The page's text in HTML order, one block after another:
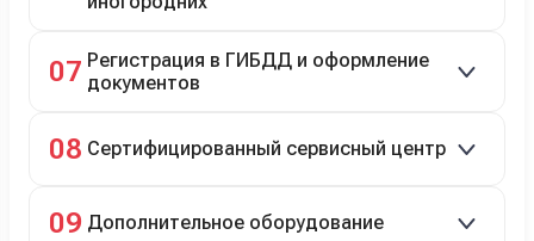
07 Регистрация в ГИБДД и оформление
документов
08 Сертифицированный сервисный центр
технический ремонт.
09 Дополнительное оборудование